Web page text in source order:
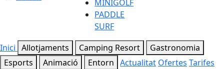
MINIGOLF
PADDLE
SURF
Inici Allotjaments Camping Resort
Gastronomia
Esports
Animació Entorn Actualitat Ofertes Tarifes